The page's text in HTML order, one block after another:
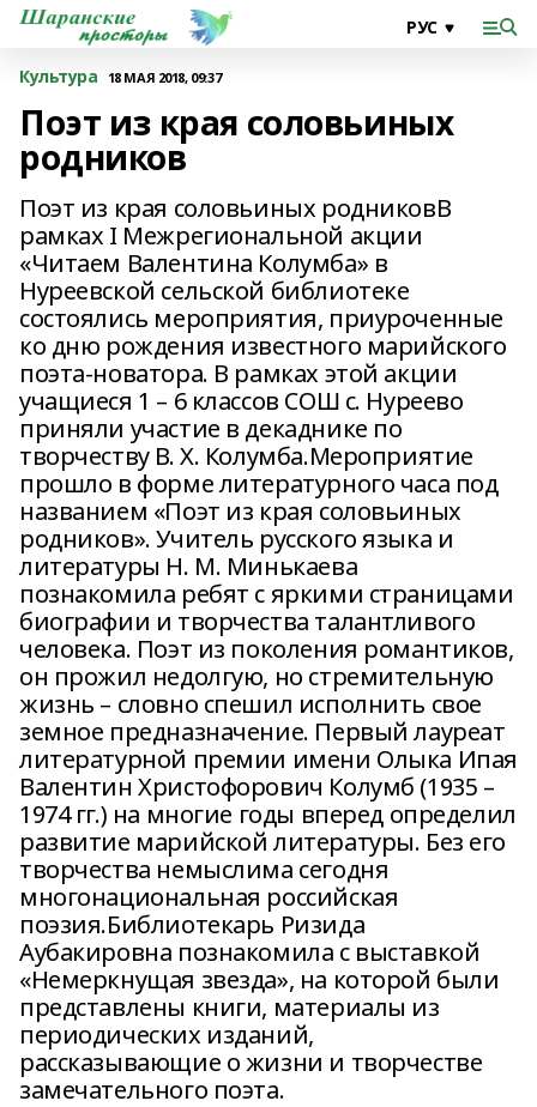
Культура 18 МАЯ 2018, 09:37
Поэт из края соловьиных
родников
Поэт из края соловьиных родниковВ
рамках I Межрегиональной акции
«Читаем Валентина Колумба» в
Нуреевской сельской библиотеке
состоялись мероприятия, приуроченные
ко дню рождения известного марийского
поэта-новатора. В рамках этой акции
учащиеся 1 – 6 классов СОШ с. Нуреево
приняли участие в декаднике по
творчеству В. Х. Колумба.Мероприятие
прошло в форме литературного часа под
названием «Поэт из края соловьиных
родников». Учитель русского языка и
литературы Н. М. Минькаева
познакомила ребят с яркими страницами
биографии и творчества талантливого
человека. Поэт из поколения романтиков,
он прожил недолгую, но стремительную
жизнь – словно спешил исполнить свое
земное предназначение. Первый лауреат
литературной премии имени Олыка Ипая
Валентин Христофорович Колумб (1935 –
1974 гг.) на многие годы вперед определил
развитие марийской литературы. Без его
творчества немыслима сегодня
многонациональная российская
поэзия.Библиотекарь Ризида
Аубакировна познакомила с выставкой
«Немеркнущая звезда», на которой были
представлены книги, материалы из
периодических изданий,
рассказывающие о жизни и творчестве
замечательного поэта.